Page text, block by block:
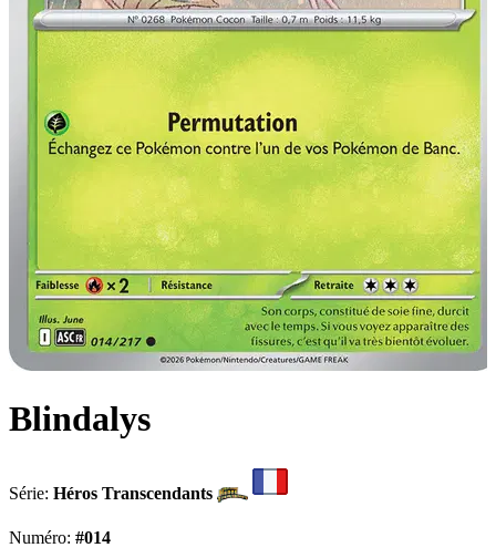
Blindalys
Série: Héros Transcendants
Numéro: #014